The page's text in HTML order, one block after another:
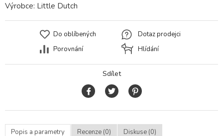
Výrobce: Little Dutch
Do oblíbených
Porovnání
Dotaz prodejci
Hlídání
Sdílet
Popis a parametry Recenze (0) Diskuse (0)